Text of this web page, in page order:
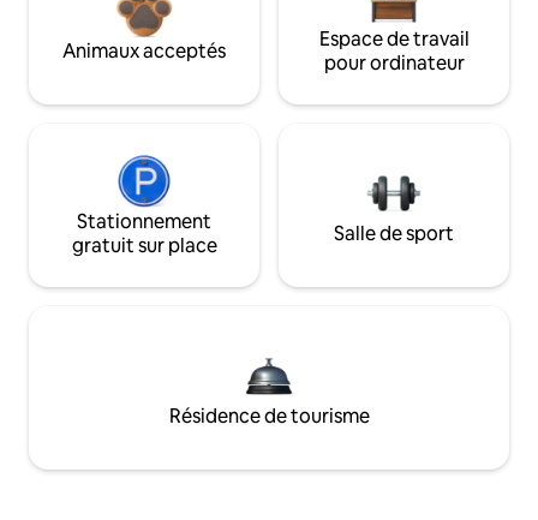
Animaux acceptés
Espace de travail
pour ordinateur
Stationnement
gratuit sur place
Salle de sport
Résidence de tourisme